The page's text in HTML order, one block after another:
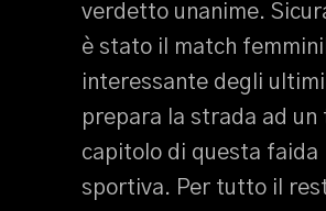
verdetto unanime.
è stato il match
interessante degli
prepara la strada ad un
capitolo di questa faida
sportiva. Per tutto il